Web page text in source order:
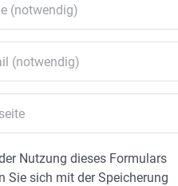
Nutzung dieses Formulars
Sie sich mit der Speicherung